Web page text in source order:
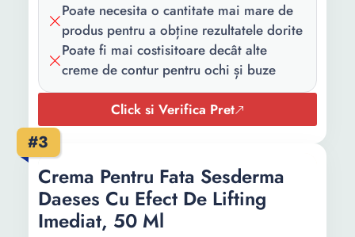
Poate necesita o cantitate mai mare de
produs pentru a obține rezultatele dorite
Poate fi mai costisitoare decât alte
creme de contur pentru ochi și buze
Click si Verifica Pret
#3
Crema Pentru Fata Sesderma
Daeses Cu Efect De Lifting
Imediat, 50 Ml